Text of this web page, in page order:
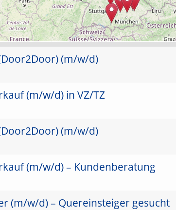
(m/w/d)
(m/w/d) in VZ/TZ
(m/w/d)
(m/w/d) – Kundenberatung
(m/w/d) – Quereinsteiger gesucht